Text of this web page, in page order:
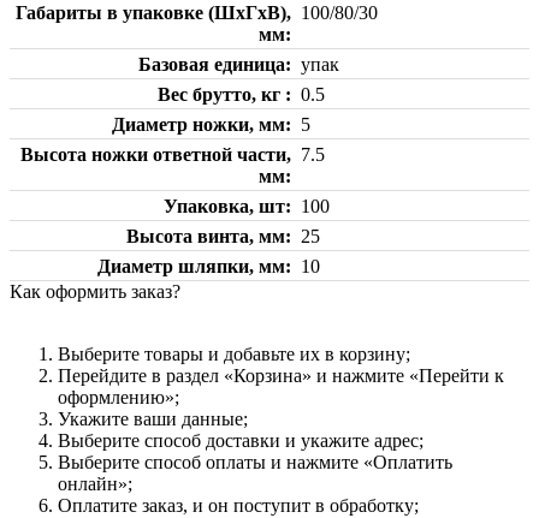
Габариты в упаковке (ШхГхВ),
мм
100/80/30
Базовая единица
упак
Вес брутто, кг
0.5
Диаметр ножки, мм
5
Высота ножки ответной части,
мм
7.5
Упаковка, шт
100
Высота винта, мм
25
Диаметр шляпки, мм
10
Как оформить заказ?
Выберите товары и добавьте их в корзину;
Перейдите в раздел «Корзина» и нажмите «Перейти к
оформлению»;
Укажите ваши данные;
Выберите способ доставки и укажите адрес;
Выберите способ оплаты и нажмите «Оплатить
онлайн»;
Оплатите заказ, и он поступит в обработку;